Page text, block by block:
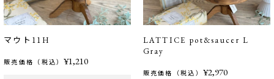
マウト11H
販売価格（税込） ¥1,210
LATTICE pot&saucer L
Gray
販売価格（税込） ¥2,970